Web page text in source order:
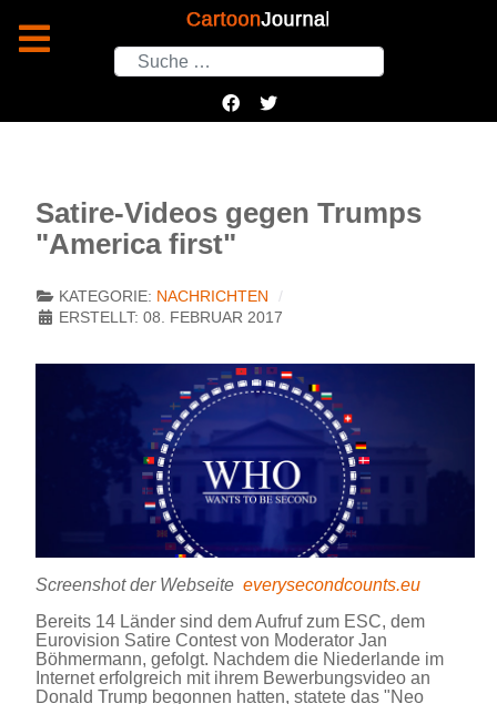
Suchen
Satire-Videos gegen Trumps
"America first"
KATEGORIE: NACHRICHTEN
ERSTELLT: 08. FEBRUAR 2017
Screenshot der Webseite everysecondcounts.eu
Bereits 14 Länder sind dem Aufruf zum ESC, dem
Eurovision Satire Contest von Moderator Jan
Böhmermann, gefolgt. Nachdem die Niederlande im
Internet erfolgreich mit ihrem Bewerbungsvideo an
Donald Trump begonnen hatten, statete das "Neo